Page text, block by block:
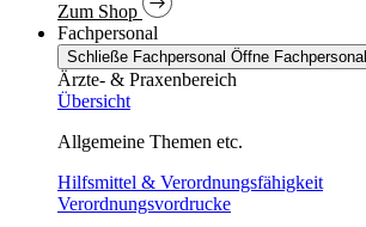
Zum Shop
Fachpersonal
Schließe Fachpersonal Öffne Fachpersonal
Ärzte- & Praxenbereich
Übersicht
Allgemeine Themen etc.
Hilfsmittel & Verordnungsfähigkeit
Verordnungsvordrucke